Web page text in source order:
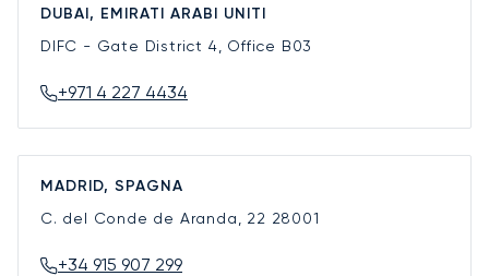
DUBAI, EMIRATI ARABI UNITI
DIFC - Gate District 4, Office B03
+971 4 227 4434
MADRID, SPAGNA
C. del Conde de Aranda, 22 28001
+34 915 907 299